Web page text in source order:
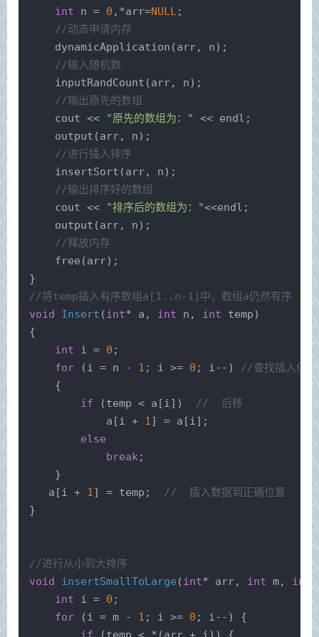
int n = 0 ,*arr=NULL;
//动态申请内存
dynamicApplication (arr, n);
//输入随机数
inputRandCount (arr, n);
//输出原先的数组
    cout <<
"原先的数组为："
<< endl;
output (arr, n);
//进行插入排序
insertSort (arr, n);
//输出排序好的数组
    cout <<
"排序后的数组为："<<endl;
output (arr, n);
//释放内存
free (arr);
}
//将temp插入有序数组a[1..n-1]中，数组a仍然有序
void
Insert (int* a, int n, int temp)
{
int i = 0 ;
for (i = n - 1 ; i >= 0 ; i--) //查找插入位置
    {
if (temp < a[i]) //  后移
            a[i +
1] = a[i];
else
break;
    }
   a[i +
1] = temp; //  插入数据到正确位置
}
//进行从小到大排序
void
insertSmallToLarge (int* arr, int m, int
int i = 0 ;
for (i = m - 1 ; i >= 0 ; i--) {